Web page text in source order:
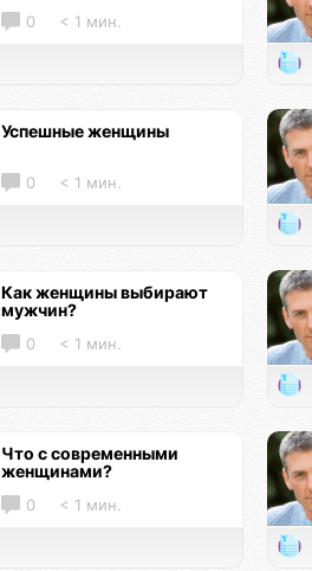
0 < 1 мин.
Успешные женщины
0 < 1 мин.
Как женщины выбирают
мужчин?
0 < 1 мин.
Что с современными
женщинами?
0 < 1 мин.